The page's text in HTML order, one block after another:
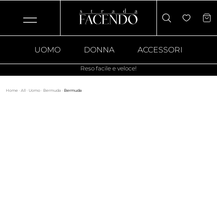
UOMO DONNA ACCESSORI
Reso facile e veloce!
Home · All · Uomo · Bermuda · Bermuda